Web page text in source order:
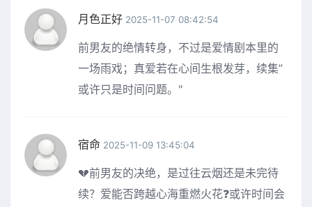
月色正好2025-11-07 08:42:54
前男友的绝情转身，不过是爱情剧本里的
一场雨戏；真爱若在心间生根发芽，续集”
或许只是时间问题。"
宿命2025-11-09 13:45:04
💔前男友的决绝，是过往云烟还是未完待
续？爱能否跨越心海重燃火花❓或许时间会